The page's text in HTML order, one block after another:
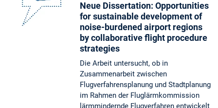
Neue Dissertation: Opportunities
for sustainable development of
noise-burdened airport regions
by collaborative flight procedure
strategies
Die Arbeit untersucht, ob in
Zusammenarbeit zwischen
Flugverfahrensplanung und Stadtplanung
im Rahmen der Fluglärmkommission
lärmmindernde Flugverfahren entwickelt